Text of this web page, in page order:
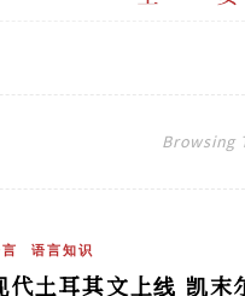
Browsing
语言知识
代土耳其文上线 凯末